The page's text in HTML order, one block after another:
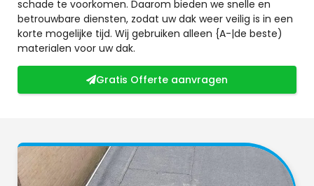
schade te voorkomen. Daarom bieden we snelle en
betrouwbare diensten, zodat uw dak weer veilig is in een
korte mogelijke tijd. Wij gebruiken alleen {A-|de beste)
materialen voor uw dak.
Gratis Offerte aanvragen